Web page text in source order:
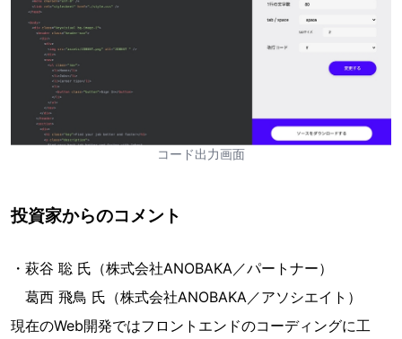
コード出力画面
投資家からのコメント
・萩谷 聡 氏（株式会社ANOBAKA／パートナー）
葛西 飛鳥 氏（株式会社ANOBAKA／アソシエイト）
現在のWeb開発ではフロントエンドのコーディングに工